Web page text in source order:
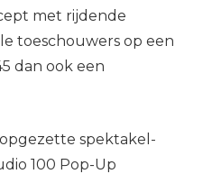
met rijdende
toeschouwers op een
dan ook een
spektakel-
100 Pop-Up